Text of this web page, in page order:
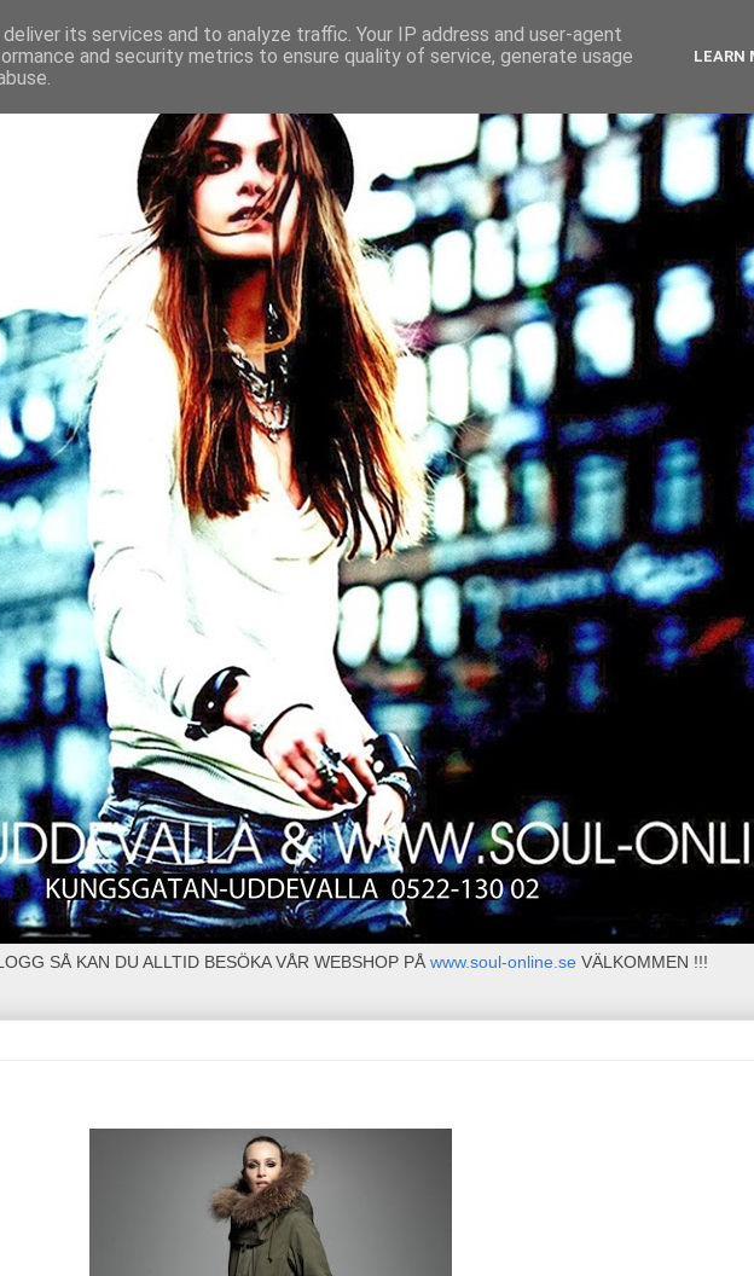
SÅ KAN DU ALLTID BESÖKA VÅR WEBSHOP PÅ www.soul-online.se VÄLKOMMEN !!!
its services and to analyze traffic. Your IP address and user-agent
and security metrics to ensure quality of service, generate usage
LEARN